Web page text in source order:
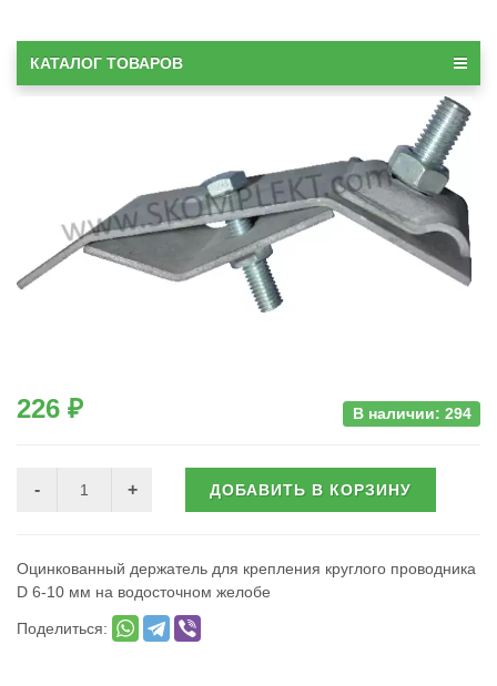
КАТАЛОГ ТОВАРОВ
226 ₽ В наличии: 294
ДОБАВИТЬ В КОРЗИНУ
Оцинкованный держатель для крепления круглого проводника
D 6-10 мм на водосточном желобе
Поделиться: